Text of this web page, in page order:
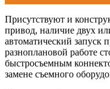
Присутствуют и
привод, наличие двух
автоматический
разноплановой работе
быстросъемным
замене съемного